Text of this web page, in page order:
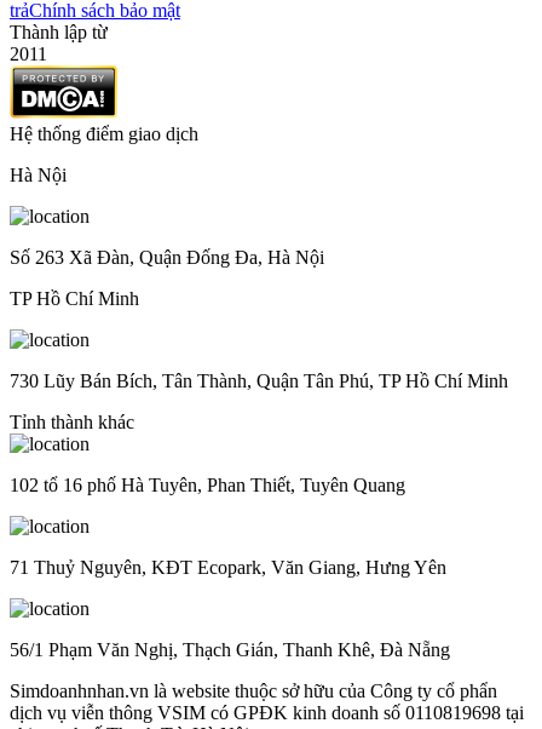
trảChính sách bảo mật
Thành lập từ
2011
Hệ thống điểm giao dịch
Hà Nội
Số 263 Xã Đàn, Quận Đống Đa, Hà Nội
TP Hồ Chí Minh
730 Lũy Bán Bích, Tân Thành, Quận Tân Phú, TP Hồ Chí Minh
Tỉnh thành khác
102 tổ 16 phố Hà Tuyên, Phan Thiết, Tuyên Quang
71 Thuỷ Nguyên, KĐT Ecopark, Văn Giang, Hưng Yên
56/1 Phạm Văn Nghị, Thạch Gián, Thanh Khê, Đà Nẵng
Simdoanhnhan.vn là website thuộc sở hữu của Công ty cổ phẩn
dịch vụ viễn thông VSIM có GPĐK kinh doanh số 0110819698 tại